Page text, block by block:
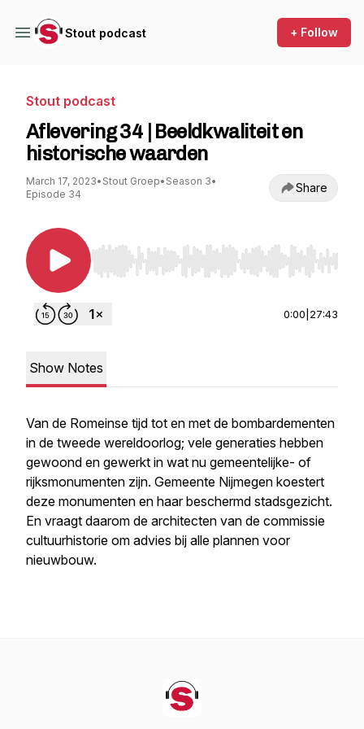
Stout podcast + Follow
Stout podcast
Aflevering 34 | Beeldkwaliteit en
historische waarden
March 17, 2023• Stout Groep• Season 3•
Episode 34
Share
Use Left/Right to seek, Home/End to jump to
0:00 27:43
Show Notes
Van de Romeinse tijd tot en met de bombardementen
in de tweede wereldoorlog; vele generaties hebben
gewoond en gewerkt in wat nu gemeentelijke- of
rijksmonumenten zijn. Gemeente Nijmegen koestert
deze monumenten en haar beschermd stadsgezicht.
En vraagt daarom de architecten van de commissie
cultuurhistorie om advies bij alle plannen voor
nieuwbouw.